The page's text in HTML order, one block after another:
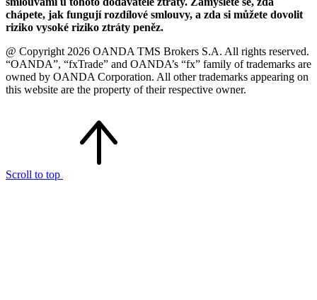
chápete, jak fungují rozdílové smlouvy, a zda si můžete dovolit
riziko vysoké riziko ztráty peněz.
@ Copyright 2026 OANDA TMS Brokers S.A. All rights reserved.
“OANDA”, “fxTrade” and OANDA’s “fx” family of trademarks are
owned by OANDA Corporation. All other trademarks appearing on
this website are the property of their respective owner.
Scroll to top